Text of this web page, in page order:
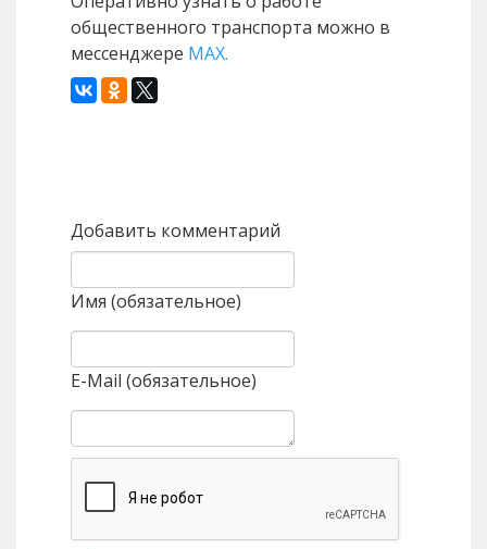
общественного транспорта можно в
мессенджере MAX.
Добавить комментарий
Имя (обязательное)
E-Mail (обязательное)